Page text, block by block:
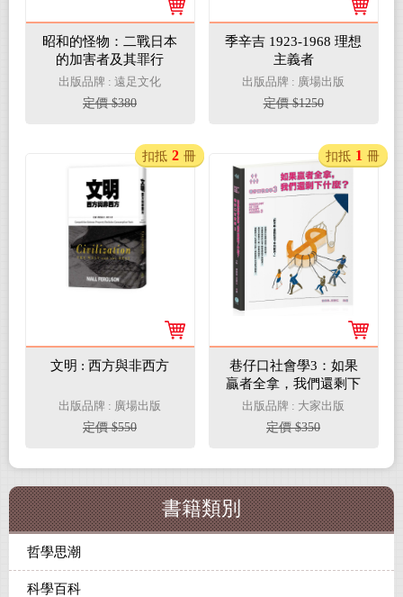
昭和的怪物：二戰日本
的加害者及其罪行
出版品牌 : 遠足文化
定價 $380
季辛吉 1923-1968 理想
主義者
出版品牌 : 廣場出版
定價 $1250
文明 : 西方與非西方
出版品牌 : 廣場出版
定價 $550
扣抵 2 冊
巷仔口社會學3：如果
贏者全拿，我們還剩下
什麼？
出版品牌 : 大家出版
定價 $350
扣抵 1 冊
書籍類別
哲學思潮
科學百科